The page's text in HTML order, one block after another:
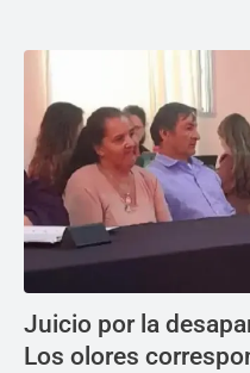
Juicio por la
Los olores